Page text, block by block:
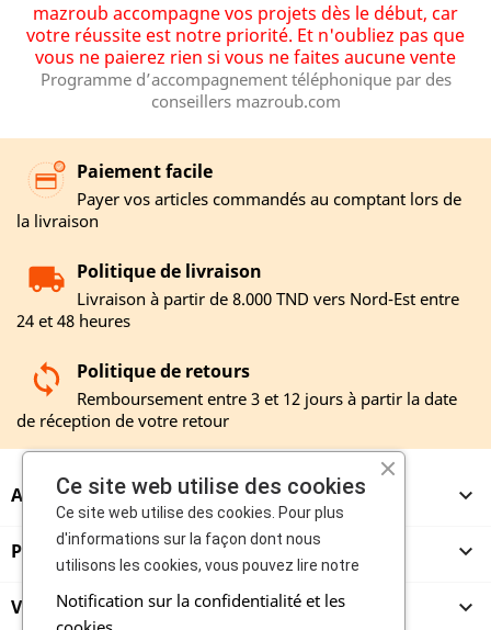
mazroub accompagne vos projets dès le début, car
votre réussite est notre priorité. Et n'oubliez pas que
vous ne paierez rien si vous ne faites aucune vente
Programme d’accompagnement téléphonique par des
conseillers mazroub.com
Paiement facile
Payer vos articles commandés au comptant lors de
la livraison
Politique de livraison
Livraison à partir de 8.000 TND vers Nord-Est entre
24 et 48 heures
Politique de retours
Remboursement entre 3 et 12 jours à partir la date
de réception de votre retour
A PROPOS 
PRODUITS 
VENDEURS 
Ce site web utilise des cookies
Ce site web utilise des cookies. Pour plus
d'informations sur la façon dont nous
utilisons les cookies, vous pouvez lire notre
Notification sur la confidentialité et les